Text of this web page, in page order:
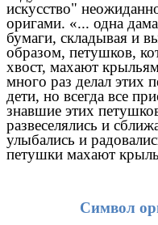
искусство"
оригами. «... одна
бумаги, складывая и
образом, петушков,
хвост, махают
много раз делал этих
дети, но всегда все
знавшие этих
развеселялись и
улыбались и
петушки махают
Символ